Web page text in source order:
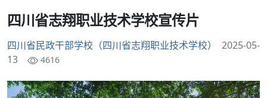
四川省志翔职业技术学校宣传片
四川省民政干部学校（四川省志翔职业技术学校）
2025-05-
13
4616